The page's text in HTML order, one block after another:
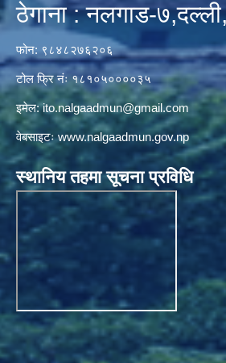
ठेगाना : नलगाड-
फोन: ९८४८२७६२०६
टोल फ्रि नंः १८१०५००००३५
इमेल:ito.nalgaadmun@gmail.com
वेबसाइटःwww.nalgaadmun.gov.np
स्थानिय तहमा सूचना प्रविधि